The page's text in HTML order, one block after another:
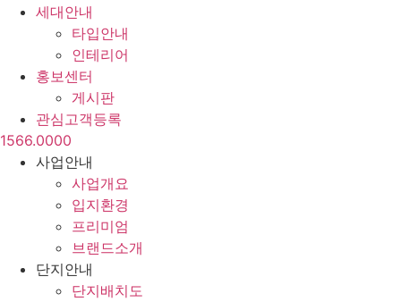
세대안내
타입안내
인테리어
홍보센터
게시판
관심고객등록
1566.0000
사업안내
사업개요
입지환경
프리미엄
브랜드소개
단지안내
단지배치도